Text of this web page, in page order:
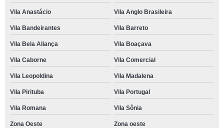
Vila Anastácio Vila Anglo Brasileira
Vila Bandeirantes Vila Barreto
Vila Bela Aliança Vila Boaçava
Vila Caborne Vila Comercial
Vila Leopoldina Vila Madalena
Vila Pirituba Vila Portugal
Vila Romana Vila Sônia
Zona Oeste Zona oeste